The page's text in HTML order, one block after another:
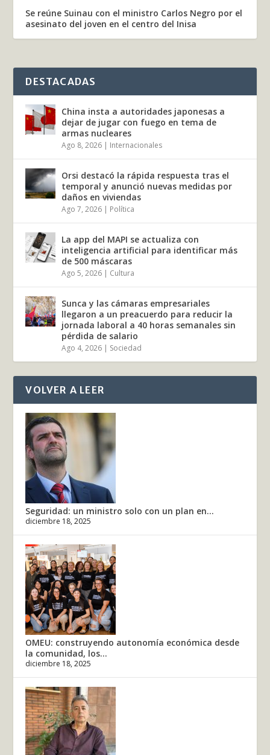
Se reúne Suinau con el ministro Carlos Negro por el
asesinato del joven en el centro del Inisa
DESTACADAS
China insta a autoridades japonesas a
dejar de jugar con fuego en tema de
armas nucleares
Ago 8, 2026 | Internacionales
Orsi destacó la rápida respuesta tras el
temporal y anunció nuevas medidas por
daños en viviendas
Ago 7, 2026 | Política
La app del MAPI se actualiza con
inteligencia artificial para identificar más
de 500 máscaras
Ago 5, 2026 | Cultura
Sunca y las cámaras empresariales
llegaron a un preacuerdo para reducir la
jornada laboral a 40 horas semanales sin
pérdida de salario
Ago 4, 2026 | Sociedad
VOLVER A LEER
Seguridad: un ministro solo con un plan en...
diciembre 18, 2025
OMEU: construyendo autonomía económica desde
la comunidad, los...
diciembre 18, 2025